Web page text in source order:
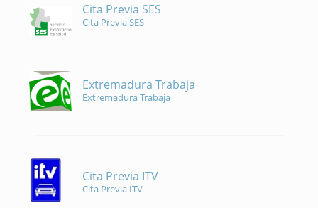
Cita Previa SES
Cita Previa SES
Extremadura Trabaja
Extremadura Trabaja
Cita Previa ITV
Cita Previa ITV